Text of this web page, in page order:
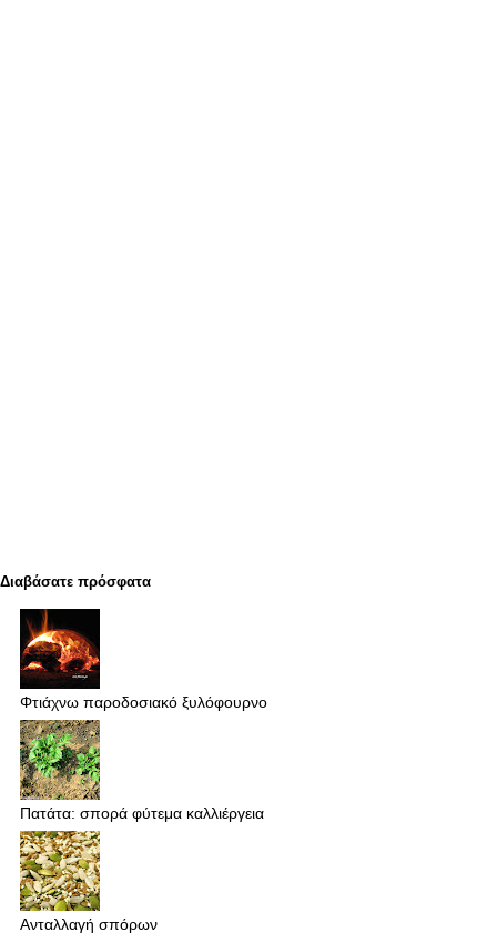
Διαβάσατε πρόσφατα
Φτιάχνω παροδοσιακό ξυλόφουρνο
Πατάτα: σπορά φύτεμα καλλιέργεια
Ανταλλαγή σπόρων